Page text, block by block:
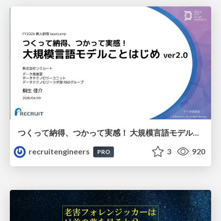
つくって納得、つかって実感！ 大規模言語モデルことはじめ ver2.0
recruitengineers
PRO 3 920